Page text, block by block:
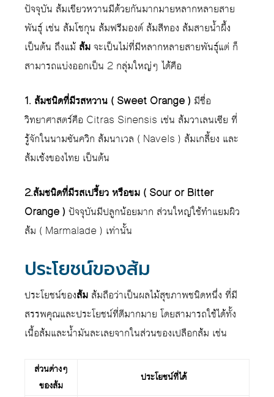
ปัจจุบัน ส้มเขียวหวานมีด้วยกันมากมายหลากหลายสาย
พันธุ์ เช่น ส้มโชกุน ส้มฟรีมองต์ ส้มสีทอง ส้มสายน้ำผึ้ง
เป็นต้น ถึงแม้ ส้มจะเป็นไม่ที่มีหลากหลายสายพันธุ์แต่ ก็
สามารถแบ่งออกเป็น 2 กลุ่มใหญ่ๆ ได้คือ
1. ส้มชนิดที่มีรสหวาน ( Sweet Orange ) มีชื่อ
วิทยาศาสตร์คือ Citras Sinensis เช่น ส้มวาเลนเซีย ที่
รู้จักในนามซันควิก ส้มนาเวล ( Navels ) ส้มเกลี้ยง และ
ส้มเช้งของไทย เป็นต้น
2.ส้มชนิดที่มีรสเปรี้ยว หรือขม ( Sour or Bitter
Orange ) ปัจจุบันมีปลูกน้อยมาก ส่วนใหญ่ใช้ทำแยมผิว
ส้ม ( Marmalade ) เท่านั้น
ประโยชน์ของส้ม
ประโยชน์ของส้ม ส้มถือว่าเป็นผลไม้สุขภาพชนิดหนึ่ง ที่มี
สรรพคุณและประโยชน์ที่ดีมากมาย โดยสามารถใช้ได้ทั้ง
เนื้อส้มและน้ำมันละเลยจากในส่วนของเปลือกส้ม เช่น
ส่วนต่างๆ
ของส้ม
ประโยชน์ที่ได้